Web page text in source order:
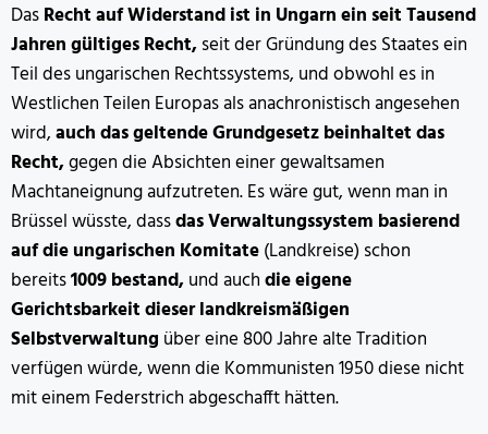
DasRecht auf Widerstand ist in Ungarn ein seit Tausend
Jahren gültiges Recht,seit der Gründung des Staates ein
Teil des ungarischen Rechtssystems, und obwohl es in
Westlichen Teilen Europas als anachronistisch angesehen
wird,auch das geltende Grundgesetz beinhaltet das
Recht,gegen die Absichten einer gewaltsamen
Machtaneignung aufzutreten. Es wäre gut, wenn man in
Brüssel wüsste, dassdas Verwaltungssystem basierend
auf die ungarischen Komitate(Landkreise) schon
bereits1009 bestand,und auchdie eigene
Gerichtsbarkeit dieser landkreismäßigen
Selbstverwaltung über eine 800 Jahre alte Tradition
verfügen würde, wenn die Kommunisten 1950 diese nicht
mit einem Federstrich abgeschafft hätten.